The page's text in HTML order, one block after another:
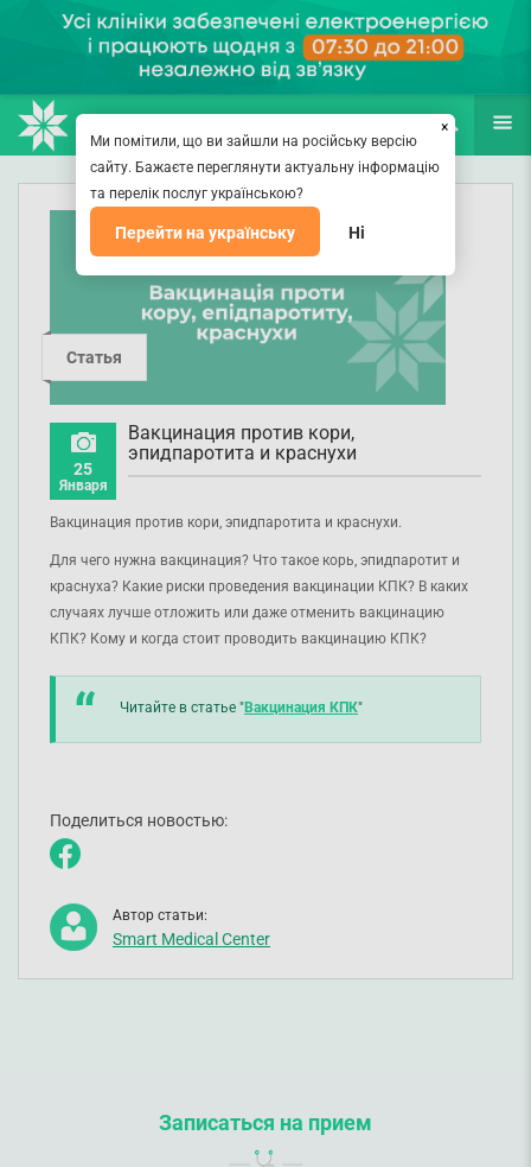
(067) 127-03-03
ПОИСК ЕЩЁ
Статья
25
Января
Вакцинация против кори,
эпидпаротита и краснухи
Вакцинация против кори, эпидпаротита и краснухи.
Для чего нужна вакцинация? Что такое корь, эпидпаротит и
краснуха? Какие риски проведения вакцинации КПК? В каких
случаях лучше отложить или даже отменить вакцинацию
КПК? Кому и когда стоит проводить вакцинацию КПК?
Читайте в статье "Вакцинация КПК"
Поделиться новостью:
Автор статьи:
Smart Medical Center
Записаться на прием
×
Ми помітили, що ви зайшли на російську версію
сайту. Бажаєте переглянути актуальну інформацію
та перелік послуг українською?
Перейти на українську Ні